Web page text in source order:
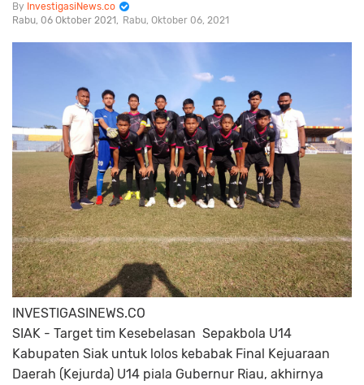
InvestigasiNews.co
Rabu, 06 Oktober 2021
Rabu, Oktober 06, 2021
INVESTIGASINEWS.CO
SIAK - Target tim Kesebelasan Sepakbola U14
Kabupaten Siak untuk lolos kebabak Final Kejuaraan
Daerah (Kejurda) U14 piala Gubernur Riau, akhirnya